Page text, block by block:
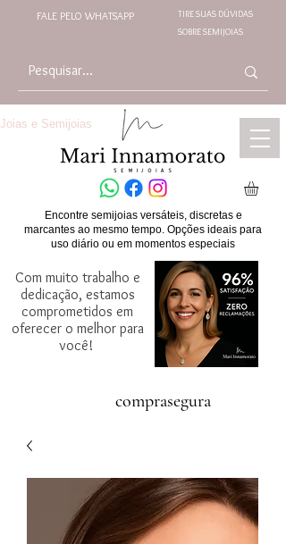
FALE PELO WHATSAPP
TIRE SUAS DÚVIDAS
SOBRE SEMIJOIAS
Joias e Semijoias
Encontre semijoias versáteis, discretas e
marcantes ao mesmo tempo. Opções ideais para
uso diário ou em momentos especiais
Com muito trabalho e
dedicação, estamos
comprometidos em
oferecer o melhor para
você!
comprasegura